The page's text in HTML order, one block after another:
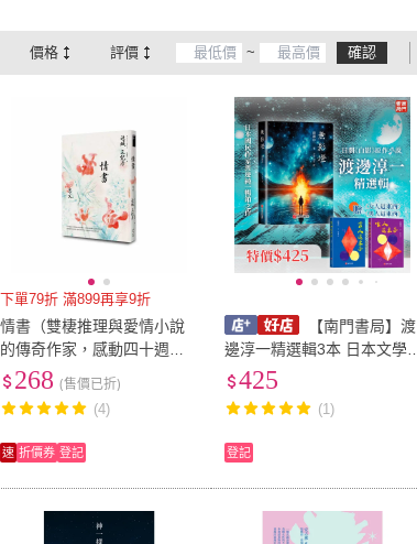
時報文化(7) 博思智庫(1)
好人(1) 知翎文化(1)
圓神(2)
樂果文化( 1 宇河文化(4)
藍海文化(1 北極之光(3)
流行風出版
天地圖書(1) 水靈文創(2)
時報文化(7) 博思智庫(1)
知翎文化(1)
集夢坊 圓神(2)
樂果文化 宇河文化(4)
藍海文化 北極之光(3)
流行風出版
價格 評價 ~ 確認
下單79折 滿899再享9折
情書（雙棲推理與愛情小說
的傳奇作家，感動四十週年
經典紀念版）
268 (售價已折)
(4)
速 折價券 登記
【南門書局】渡
邊淳一精選輯3本 日本文學
日本名家 文學推薦 愛情小說
425
(1)
登記